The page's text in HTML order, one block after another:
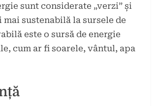
sunt considerate „verzi” și
sustenabilă la sursele de
este o sursă de energie
cum ar fi soarele, vântul, apa